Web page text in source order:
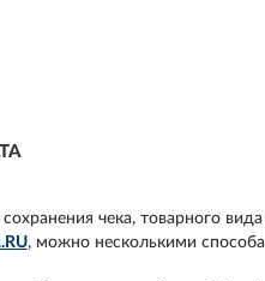
чека, товарного
, можно несколькими